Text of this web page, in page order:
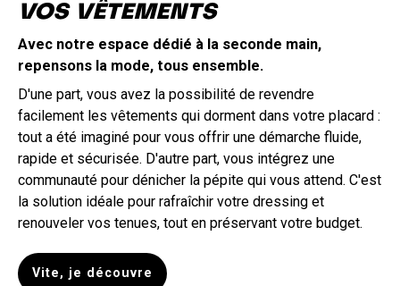
VOS VÊTEMENTS
Avec notre espace dédié à la seconde main,
repensons la mode, tous ensemble.
D'une part, vous avez la possibilité de revendre
facilement les vêtements qui dorment dans votre placard :
tout a été imaginé pour vous offrir une démarche fluide,
rapide et sécurisée. D'autre part, vous intégrez une
communauté pour dénicher la pépite qui vous attend. C'est
la solution idéale pour rafraîchir votre dressing et
renouveler vos tenues, tout en préservant votre budget.
Vite, je découvre